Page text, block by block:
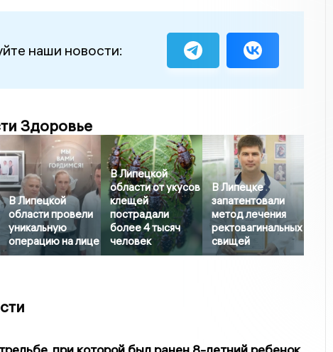
наши новости:
Здоровье
В Липецкой
области провели
уникальную
операцию на лице
В Липецкой
области от укусов
клещей
пострадали
более 4 тысяч
человек
В Липецке
запатентовали
метод лечения
ректовагинальных
свищей